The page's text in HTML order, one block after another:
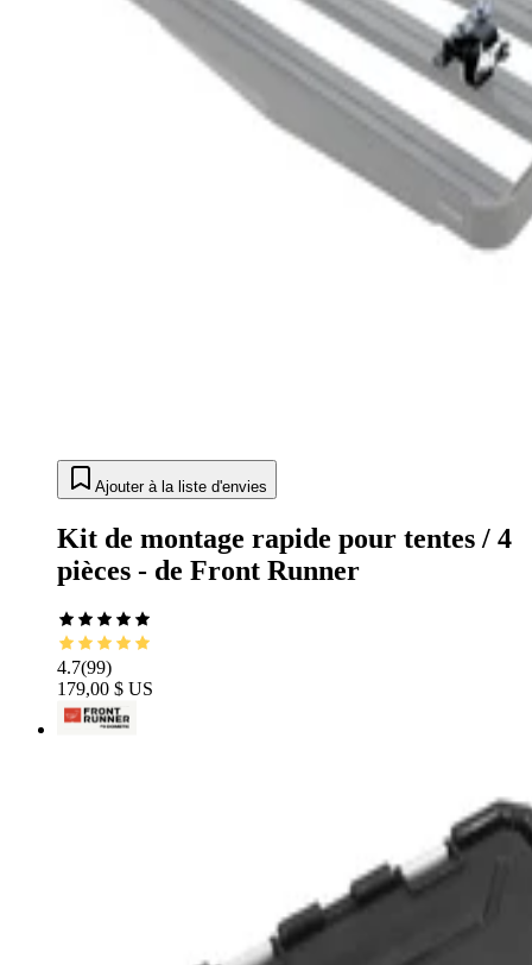
Ajouter à la liste d'envies
Kit de montage rapide pour tentes / 4
pièces - de Front Runner
4.7(99)
179,00 $ US